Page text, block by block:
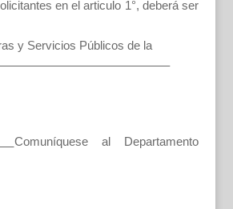
en el articulo 1°, deberá ser
y Servicios Públicos de la
Comuníquese al Departamento